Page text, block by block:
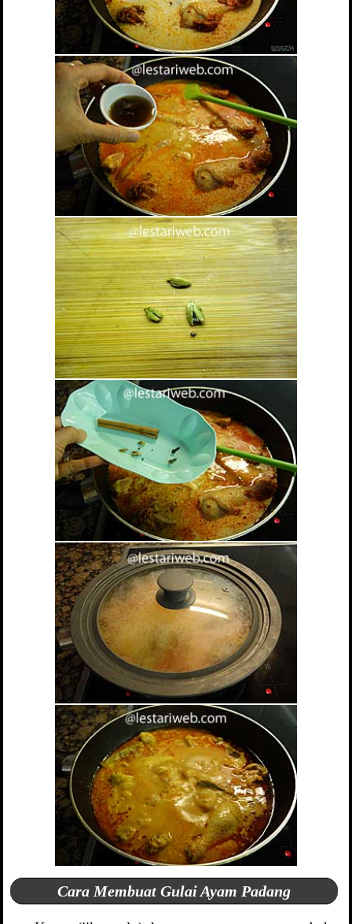
Cara Membuat Gulai Ayam Padang